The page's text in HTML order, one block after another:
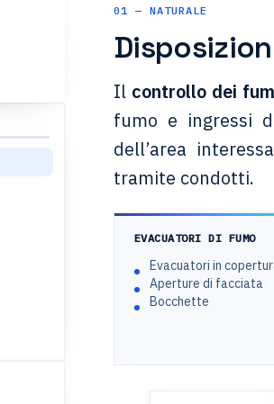
01 — NATURALE
Il controllo dei
fumo e ingressi
dell’area
tramite condotti.
EVACUATORI DI FUMO
Evacuatori in
Aperture di facciata
Bocchette